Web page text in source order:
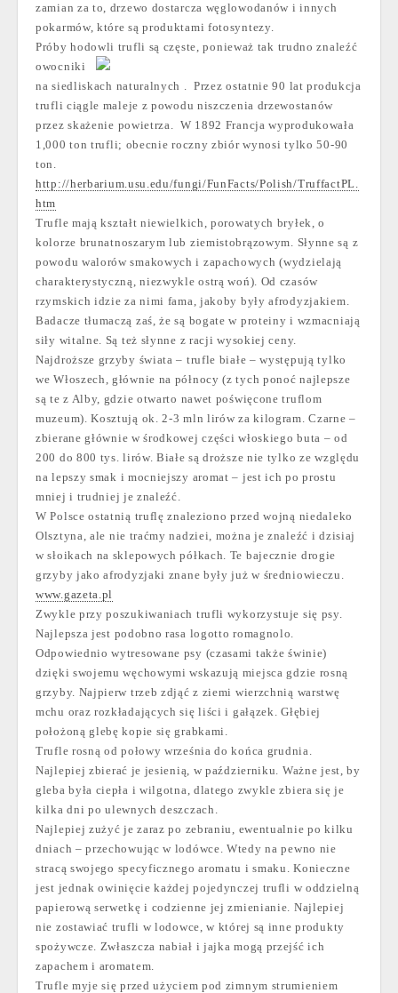
zamian za to, drzewo dostarcza węglowodanów i innych
pokarmów, które są produktami fotosyntezy.
Próby hodowli trufli są częste,ponieważ tak trudno znaleźć
owocniki
na siedliskach naturalnych . Przez ostatnie 90 lat produkcja
trufli ciągle maleje z powodu niszczenia drzewostanów
przez skażenie powietrza. W 1892 Francja wyprodukowała
1,000 ton trufli; obecnie roczny zbiór wynosi tylko 50-90
ton.
http://herbarium.usu.edu/fungi/FunFacts/Polish/TruffactPL.
htm
Trufle mają kształt niewielkich, porowatych bryłek, o
kolorze brunatnoszarym lub ziemistobrązowym. Słynne są z
powodu walorów smakowych i zapachowych (wydzielają
charakterystyczną, niezwykle ostrą woń). Od czasów
rzymskich idzie za nimi fama, jakoby były afrodyzjakiem.
Badacze tłumaczą zaś, że są bogate w proteiny i wzmacniają
siły witalne. Są też słynne z racji wysokiej ceny.
Najdroższe grzyby świata – trufle białe – występują tylko
we Włoszech, głównie na północy (z tych ponoć najlepsze
są te z Alby, gdzie otwarto nawet poświęcone truflom
muzeum). Kosztują ok. 2-3 mln lirów za kilogram. Czarne –
zbierane głównie w środkowej części włoskiego buta – od
200 do 800 tys. lirów. Białe są droższe nie tylko ze względu
na lepszy smak i mocniejszy aromat – jest ich po prostu
mniej i trudniej je znaleźć.
W Polsce ostatnią truflę znaleziono przed wojną niedaleko
Olsztyna, ale nie traćmy nadziei, można je znaleźć i dzisiaj
w słoikach na sklepowych półkach. Te bajecznie drogie
grzyby jako afrodyzjaki znane były już w średniowieczu.
www.gazeta.pl
Zwykle przy poszukiwaniach trufli wykorzystuje się psy.
Najlepsza jest podobno rasa logotto romagnolo.
Odpowiednio wytresowane psy (czasami także świnie)
dzięki swojemu węchowymi wskazują miejsca gdzie rosną
grzyby. Najpierw trzeb zdjąć z ziemi wierzchnią warstwę
mchu oraz rozkładających się liści i gałązek. Głębiej
położoną glebę kopie się grabkami.
Trufle rosną od połowy września do końca grudnia.
Najlepiej zbierać je jesienią, w październiku. Ważne jest, by
gleba była ciepła i wilgotna, dlatego zwykle zbiera się je
kilka dni po ulewnych deszczach.
Najlepiej zużyć je zaraz po zebraniu, ewentualnie po kilku
dniach – przechowując w lodówce. Wtedy na pewno nie
stracą swojego specyficznego aromatu i smaku. Konieczne
jest jednak owinięcie każdej pojedynczej trufli w oddzielną
papierową serwetkę i codzienne jej zmienianie. Najlepiej
nie zostawiać trufli w lodowce, w której są inne produkty
spożywcze. Zwłaszcza nabiał i jajka mogą przejść ich
zapachem i aromatem.
Trufle myje się przed użyciem pod zimnym strumieniem